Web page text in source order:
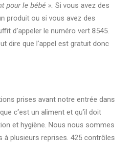
pour le bébé ». Si vous avez des
produit ou si vous avez des
d’appeler le numéro vert 8545.
dire que l’appel est gratuit donc
prises avant notre entrée dans
c’est un aliment et qu’il doit
et hygiène. Nous nous sommes
à plusieurs reprises. 425 contrôles